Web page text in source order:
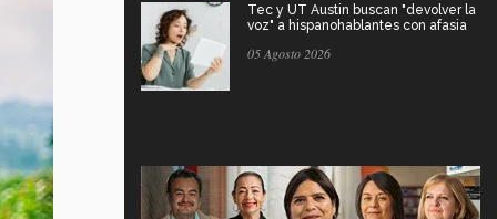
Tec y UT Austin buscan "devolver la
voz" a hispanohablantes con afasia
05 Agosto 2026